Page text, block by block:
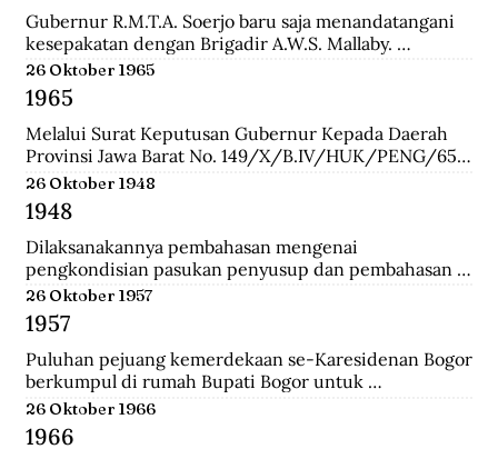
Gubernur R.M.T.A. Soerjo baru saja menandatangani
kesepakatan dengan Brigadir A.W.S. Mallaby.
Pertemuan yang terbilang sukses itu melahirkan
empat kesepakatan: 1. Pihak Inggris (baca:Sekutu)
mengakui keberadaan Republik Indonesia sebatas
distrik Surabaya. 2. Pihak Inggris tidak akan
membawa masuk pasukan Belanda dan tidak ada
pasukan Belanda yang disusupkan pada pasukan
Inggris yang mendarat di Surabaya. 3. Pasukan Inggris
hanya dibolehkan berada pada radius 800 meter dari
pelabuhan. 4. Untuk memperlancar komunikasi
antara pihak Inggris dengan Republik dalam
keseharian, maka dibentuk Biro Kontak
beranggotakan perwakilan dari kedua belah pihak.
26 Oktober 1965
1965
Melalui Surat Keputusan Gubernur Kepada Daerah
Provinsi Jawa Barat No. 149/X/B.IV/HUK/PENG/65,
Mashudi memberhentikan sementara waktu delapan
anggota PKI yang duduk dalam DPRD-GR. Mereka
adalah Suharna Affandi, Abbas Usman, Akhmad
Suganda, Enok Rokhayati, Mustofa, Cece Suryadi,
Sukra Prawira Sentana, dan Suhlan Sujana.
26 Oktober 1948
1948
Dilaksanakannya pembahasan mengenai
pengkondisian pasukan penyusup dan pembahasan
taktik untuk melawan pasukan Negara Pasundan dan
DI/TII.
26 Oktober 1957
1957
Puluhan pejuang kemerdekaan se-Karesidenan Bogor
berkumpul di rumah Bupati Bogor untuk
menyepakati gedung di Jalan Cikeumeuh sebagai
Museum Perjoangan.
26 Oktober 1966
1966